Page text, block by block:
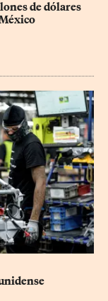
de dólares